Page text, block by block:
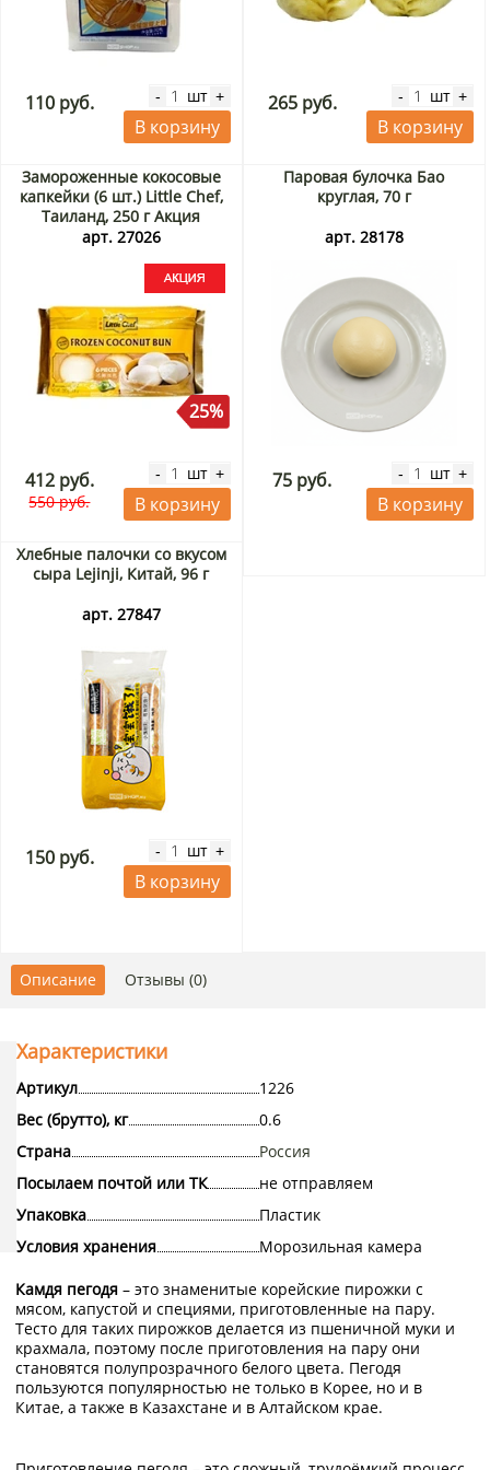
110 руб. - шт +
В корзину
265 руб. - шт +
В корзину
Замороженные кокосовые
капкейки (6 шт.) Little Chef,
Таиланд, 250 г Акция
арт. 27026
25%
412 руб.
550 руб.
- шт +
В корзину
Паровая булочка Бао
круглая, 70 г
арт. 28178
75 руб. - шт +
В корзину
Хлебные палочки со вкусом
сыра Lejinji, Китай, 96 г
арт. 27847
150 руб. - шт +
В корзину
Описание Отзывы (0)
Характеристики
Артикул
1226
Вес (брутто), кг
0.6
Страна
Россия
Посылаем почтой или ТК
не отправляем
Упаковка
Пластик
Условия хранения
Морозильная камера
Камдя пегодя – это знаменитые корейские пирожки с
мясом, капустой и специями, приготовленные на пару.
Тесто для таких пирожков делается из пшеничной муки и
крахмала, поэтому после приготовления на пару они
становятся полупрозрачного белого цвета. Пегодя
пользуются популярностью не только в Корее, но и в
Китае, а также в Казахстане и в Алтайском крае.